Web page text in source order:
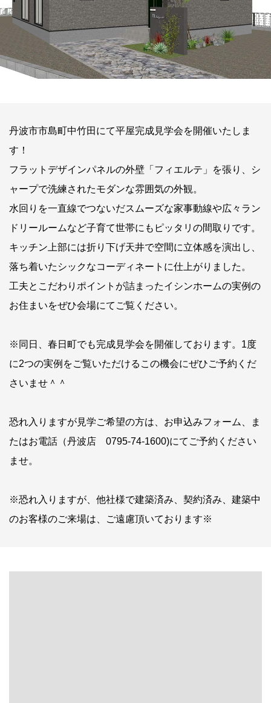
丹波市市島町中竹田にて平屋完成見学会を開催いたしま
す！
フラットデザインパネルの外壁「フィエルテ」を張り、シ
ャープで洗練されたモダンな雰囲気の外観。
水回りを一直線でつないだスムーズな家事動線や広々ラン
ドリールームなど子育て世帯にもピッタリの間取りです。
キッチン上部には折り下げ天井で空間に立体感を演出し、
落ち着いたシックなコーディネートに仕上がりました。
工夫とこだわりポイントが詰まったイシンホームの実例の
お住まいをぜひ会場にてご覧ください。
※同日、春日町でも完成見学会を開催しております。1度
に2つの実例をご覧いただけるこの機会にぜひご予約くだ
さいませ＾＾
恐れ入りますが見学ご希望の方は、お申込みフォーム、ま
たはお電話（丹波店 0795-74-1600)にてご予約ください
ませ。
※恐れ入りますが、他社様で建築済み、契約済み、建築中
のお客様のご来場は、ご遠慮頂いております※